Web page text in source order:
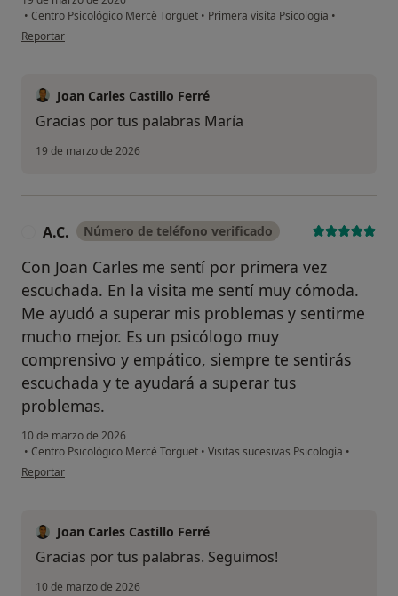
• Centro Psicológico Mercè Torguet • Primera visita Psicología •
en opinión del usuario María
Reportar
Joan Carles Castillo Ferré
Gracias por tus palabras María
19 de marzo de 2026
A.C. Número de teléfono verificado
Con Joan Carles me sentí por primera vez
escuchada. En la visita me sentí muy cómoda.
Me ayudó a superar mis problemas y sentirme
mucho mejor. Es un psicólogo muy
comprensivo y empático, siempre te sentirás
escuchada y te ayudará a superar tus
problemas.
10 de marzo de 2026
• Centro Psicológico Mercè Torguet • Visitas sucesivas Psicología •
en opinión del usuario A.C.
Reportar
Joan Carles Castillo Ferré
Gracias por tus palabras. Seguimos!
10 de marzo de 2026